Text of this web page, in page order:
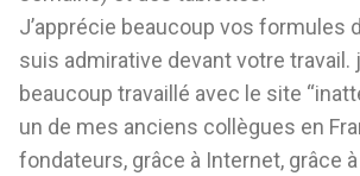
J’apprécie beaucoup vos formules
suis admirative devant votre travail.
beaucoup travaillé avec le site
un de mes anciens collègues en
fondateurs, grâce à Internet, grâce